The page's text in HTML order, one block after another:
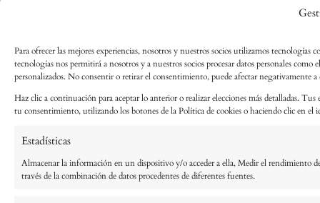
Para ofrecer las mejores experiencias, nosotros y nuestros socios utilizamos tecnologías
tecnologías nos permitirá a nosotros y a nuestros socios procesar datos personales
personalizados. No consentir o retirar el consentimiento, puede afectar negativamente a
Haz clic a continuación para aceptar lo anterior o realizar elecciones más detalladas.
tu consentimiento, utilizando los botones de la Política de cookies o haciendo clic en el
Estadísticas
Almacenar la información en un dispositivo y/o acceder a ella, Medir el rendimiento
través de la combinación de datos procedentes de diferentes fuentes.